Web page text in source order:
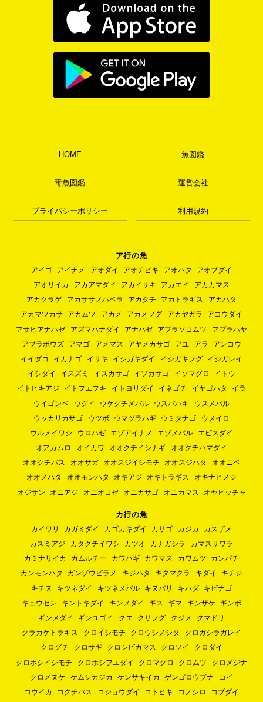
HOME 魚図鑑
毒魚図鑑 運営会社
プライバシーポリシー 利用規約
ア行の魚
アイゴ アイナメ アオダイ アオチビキ アオハタ
アオブダイ
アオリイカ
アカアマダイ アカイサキ アカエイ
アカカマス
アカクラゲ
アカササノハベラ アカタチ アカトラギス
アカハタ
アカマツカサ
アカムツ アカメ アカメフグ アカヤガラ
アコウダイ
アサヒアナハゼ
アズマハナダイ アナハゼ アブラソコムツ
アブラハヤ
アブラボウズ
アマゴ アメマス アヤメカサゴ アユ アラ
アンコウ
イイダコ
イカナゴ イサキ イシガキダイ イシガキフグ
イシガレイ
イシダイ
イスズミ イズカサゴ イソカサゴ イソマグロ
イトウ
イトヒキアジ
イトフエフキ イトヨリダイ イネゴチ イヤゴハタ
イラ
ウイゴンベ
ウグイ ウケグチメバル ウスバハギ
ウスメバル
ウッカリカサゴ
ウツボ ウマヅラハギ ウミタナゴ
ウメイロ
ウルメイワシ
ウロハゼ エゾアイナメ エゾメバル
エビスダイ
オアカムロ
オイカワ オオクチイシナギ
オオクチハマダイ
オオクチバス
オオサガ オオスジイシモチ オオスジハタ
オオニベ
オオメハタ
オオモンハタ オキアジ オキトラギス
オキナヒメジ
オジサン
オニアジ オニオコゼ オニカサゴ オニカマス オヤビッチャ
カ行の魚
カイワリ カガミダイ カゴカキダイ カサゴ カジカ
カスザメ
カスミアジ
カタクチイワシ カツオ カナガシラ
カマスサワラ
カミナリイカ
カムルチー カワハギ カワマス カワムツ
カンパチ
カンモンハタ
ガンゾウビラメ キジハタ キタマクラ キダイ
キチジ
キチヌ
キツネダイ キツネメバル キヌバリ キハダ
キビナゴ
キュウセン
キントキダイ キンメダイ ギス ギマ ギンザケ
ギンポ
ギンメダイ
ギンユゴイ クエ クサフグ クジメ
クマドリ
クラカケトラギス
クロイシモチ クロウシノシタ
クロガシラガレイ
クログチ
クロサギ クロシビカマス クロソイ
クロダイ
クロホシイシモチ
クロホシフエダイ クロマグロ クロムツ
クロメジナ
クロメヌケ
ケムシカジカ ケンサキイカ ゲンゴロウブナ
コイ
コウイカ
コクチバス コショウダイ コトヒキ コノシロ
コブダイ